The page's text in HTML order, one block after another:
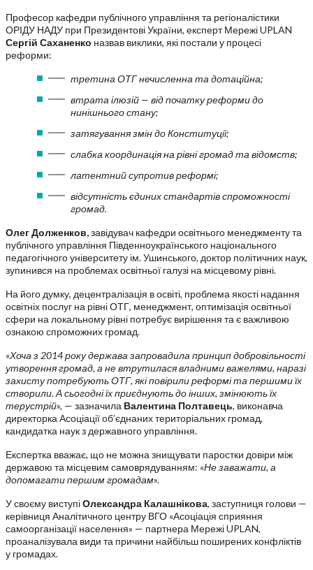
Професор кафедри публічного управління та регіоналістики
ОРІДУ НАДУ при Президентові України, експерт Мережі UPLAN
Сергій Саханенко назвав виклики, які постали у процесі
реформи:
третина ОТГ нечисленна та дотаційна;
втрата ілюзій — від початку реформи до
нинішнього стану;
затягування змін до Конституції;
слабка координація на рівні громад та відомств;
латентний супротив реформі;
відсутність єдиних стандартів спроможності
громад.
Олег Долженков,завідувач кафедри освітнього менеджменту та
публічного управління Південноукраїнського національного
педагогічного університету ім. Ушинського, доктор політичних наук,
зупинився на проблемах освітньої галузі на місцевому рівні.
На його думку, децентралізація в освіті, проблема якості надання
освітніх послуг на рівні ОТГ, менеджмент, оптимізація освітньої
сфери на локальному рівні потребує вирішення та є важливою
ознакою спроможних громад.
«Хоча з 2014 року держава запровадила принцип добровільності
утворення громад, а не втрутилася владними важелями, наразі
захисту потребують ОТГ, які повірили реформі та першими їх
створили. А сьогодні їх приєднують до інших, змінюють їх
терустрій», — зазначила Валентина Полтавець, виконавча
директорка Асоціації об’єднаних територіальних громад,
кандидатка наук з державного управління.
Експертка вважає, що не можна знищувати паростки довіри між
державою та місцевим самоврядуванням: «Не заважати, а
допомагати першим громадам».
У своєму виступіОлександра Калашнікова, заступниця голови —
керівниця Аналітичного центру ВГО «Асоціація сприяння
самоорганізації населення» — партнера Мережі UPLAN,
проаналізувала види та причини найбільш поширених конфліктів
у громадах.